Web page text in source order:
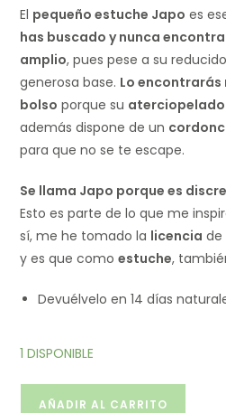
El pequeño estuche Japo es
has buscado y nunca
amplio, pues pese a su
generosa base. Lo
bolso porque su
además dispone de un
para que no se te escape.
Se llama Japo porque es
Esto es parte de lo que me
sí, me he tomado la licencia de
y es que comoestuche,
Devuélvelo en 14 días
1 DISPONIBLE
AÑADIR AL CARRITO